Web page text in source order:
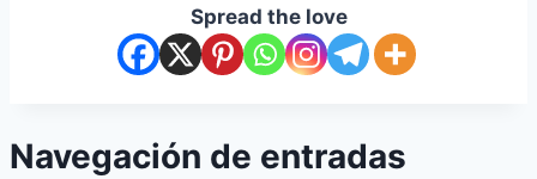
Spread the love
Navegación de entradas